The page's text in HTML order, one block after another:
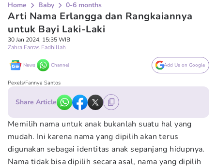
Home Baby 0-6 months
Arti Nama Erlangga dan Rangkaiannya
untuk Bayi Laki-Laki
30 Jan 2024, 15:35 WIB
Zahra Farras Fadhillah
News Channel Add Us on Google
Pexels/Fannya Santos
Share Article
Memilih nama untuk anak bukanlah suatu hal yang
mudah. Ini karena nama yang dipilih akan terus
digunakan sebagai identitas anak sepanjang hidupnya.
Nama tidak bisa dipilih secara asal, nama yang dipilih